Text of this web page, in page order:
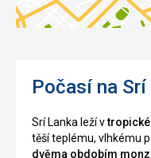
Počasí na Srí
Srí Lanka leží v
těší teplému, vlhkému
dvěma obdobím